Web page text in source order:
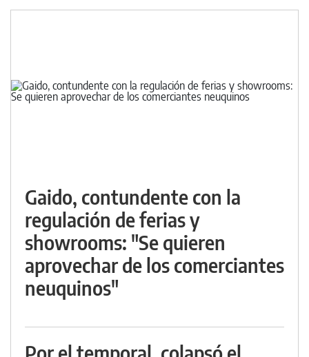
Gaido, contundente con la
regulación de ferias y
showrooms: "Se quieren
aprovechar de los comerciantes
neuquinos"